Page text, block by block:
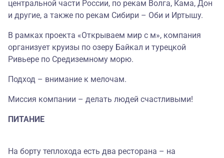
центральной части России, по рекам Волга, Кама, Дон
и другие, а также по рекам Сибири – Оби и Иртышу.
В рамках проекта «Открываем мир с м», компания
организует круизы по озеру Байкал и турецкой
Ривьере по Средиземному морю.
Подход – внимание к мелочам.
Миссия компании – делать людей счастливыми!
ПИТАНИЕ
На борту теплохода есть два ресторана – на